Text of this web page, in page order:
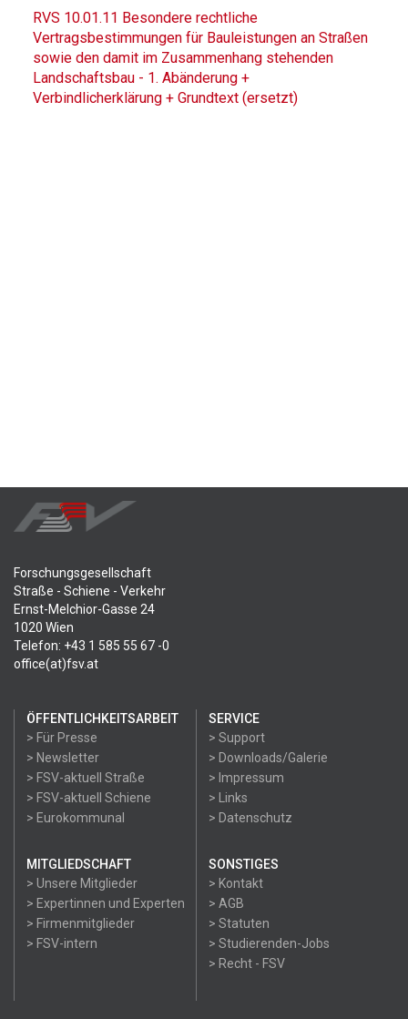
RVS 10.01.11 Besondere rechtliche
Vertragsbestimmungen für Bauleistungen an Straßen
sowie den damit im Zusammenhang stehenden
Landschaftsbau - 1. Abänderung +
Verbindlicherklärung + Grundtext (ersetzt)
Forschungsgesellschaft
Straße - Schiene - Verkehr
Ernst-Melchior-Gasse 24
1020 Wien
Telefon: +43 1 585 55 67 -0
office(at)fsv.at
ÖFFENTLICHKEITSARBEIT
> Für Presse
> Newsletter
> FSV-aktuell Straße
> FSV-aktuell Schiene
> Eurokommunal
SERVICE
> Support
> Downloads/Galerie
> Impressum
> Links
> Datenschutz
MITGLIEDSCHAFT
> Unsere Mitglieder
> Expertinnen und Experten
> Firmenmitglieder
> FSV-intern
SONSTIGES
> Kontakt
> AGB
> Statuten
> Studierenden-Jobs
> Recht - FSV